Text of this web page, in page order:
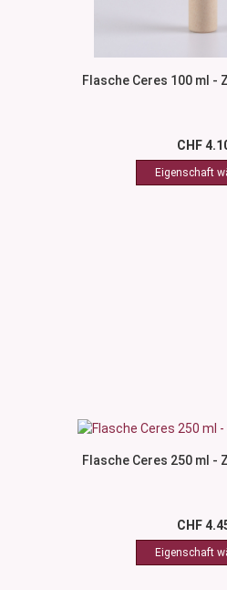
Flasche Ceres 100 ml -
CHF
Flasche Ceres 250 ml -
CHF